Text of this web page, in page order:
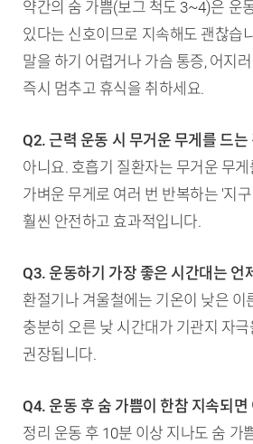
약간의 숨 가쁨(보그 척도 3~4)은 운
있다는 신호이므로 지속해도 괜찮습
말을 하기 어렵거나 가슴 통증, 어지
즉시 멈추고 휴식을 취하세요.
Q2. 근력 운동 시 무거운 무게를 드는
아니요. 호흡기 질환자는 무거운 무
가벼운 무게로 여러 번 반복하는 '지
훨씬 안전하고 효과적입니다.
Q3. 운동하기 가장 좋은 시간대는 언
환절기나 겨울철에는 기온이 낮은 이
충분히 오른 낮 시간대가 기관지 자
권장됩니다.
Q4. 운동 후 숨 가쁨이 한참 지속되
정리 운동 후 10분 이상 지나도 숨 가